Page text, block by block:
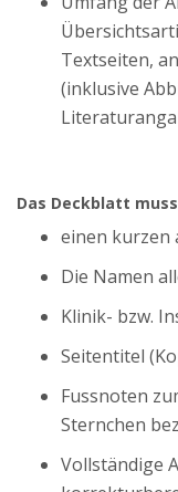
Textseiten,
(inklusive
Das Deckblatt
einen kurzen
Die Namen
Klinik- bzw.
Seitentitel
Fussnoten
Sternchen
Vollständige